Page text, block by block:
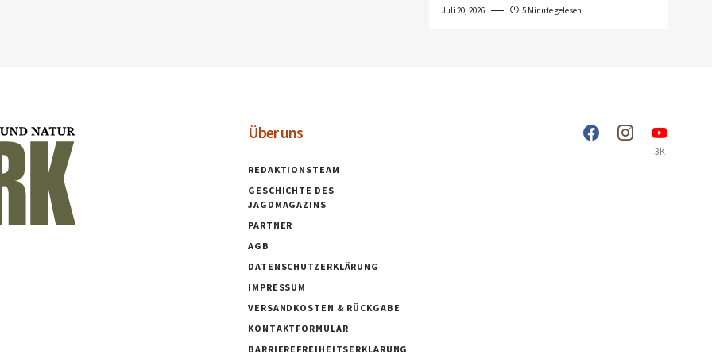
Juli 20, 2026 5 Minute gelesen
Über uns
REDAKTIONSTEAM
GESCHICHTE DES
JAGDMAGAZINS
PARTNER
AGB
DATENSCHUTZERKLÄRUNG
IMPRESSUM
VERSANDKOSTEN & RÜCKGABE
KONTAKTFORMULAR
BARRIEREFREIHEITSERKLÄRUNG
3K